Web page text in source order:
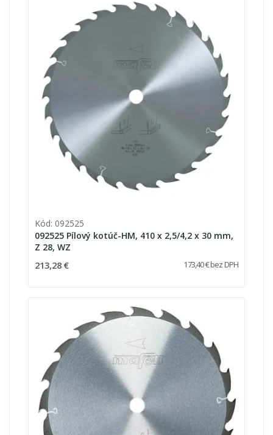
Kód: 092525
092525 Pílový kotúč-HM, 410 x 2,5/4,2 x 30 mm,
Z 28, WZ
213,28 € 173,40 € bez DPH